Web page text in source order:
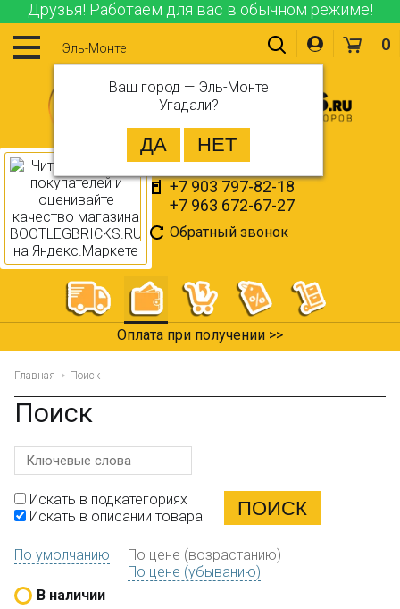
Друзья! Работаем для вас в обычном режиме!
Эль-Монте
Ваш город — Эль-Монте
Угадали?
+7 903 797-82-18
+7 963 672-67-27
Обратный звонок
0
Оплата при получении >>
Главная Поиск
Поиск
Искать в подкатегориях
Искать в описании товара
По умолчанию
По цене (возрастанию)
По цене (убыванию)
В наличии